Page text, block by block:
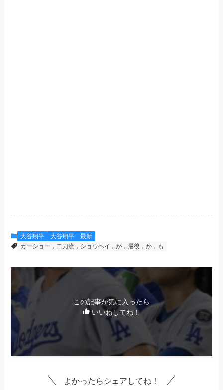
大谷翔平
大谷翔平 最新
カーショー，二刀流，ショウヘイ，が，最後，か，も
この記事が気に入ったら
いいねしてね！
よかったらシェアしてね！